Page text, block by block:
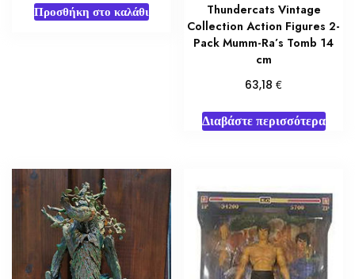
Προσθήκη στο καλάθι
Thundercats Vintage
Collection Action Figures 2-
Pack Mumm-Ra’s Tomb 14
cm
63,18€
Διαβάστε περισσότερα